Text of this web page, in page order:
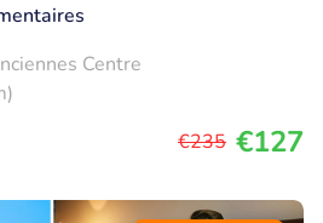
Centre
€235 €127